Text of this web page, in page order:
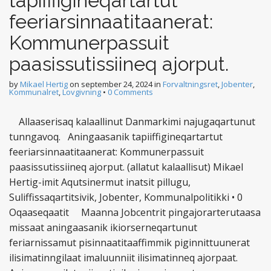
feeriarsinnaatitaanerat:
Kommunerpassuit
paasissutissiineq ajorput.
byMikael Hertigon september 24, 2024in Forvaltningsret,Jobenter,
Kommunalret,Lovgivning • 0 Comments
Allaaserisaq kalaallinut Danmarkimi najugaqartunut
tunngavoq. Aningaasanik tapiiffigineqartartut
feeriarsinnaatitaanerat: Kommunerpassuit
paasissutissiineq ajorput. (allatut kalaallisut) Mikael
Hertig-imit Aqutsinermut inatsit pillugu,
Suliffissaqartitsivik, Jobenter, Kommunalpolitikki • 0
Oqaaseqaatit Maanna Jobcentrit pingajorarterutaasa
missaat aningaasanik ikiorserneqartunut
feriarnissamut pisinnaatitaaffimmik piginnittuunerat
ilisimatinngilaat imaluunniit ilisimatinneq ajorpaat.